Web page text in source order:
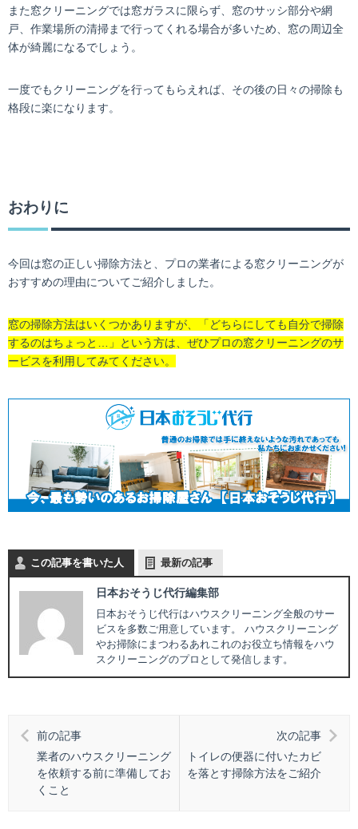
また窓クリーニングでは窓ガラスに限らず、窓のサッシ部分や網
戸、作業場所の清掃まで行ってくれる場合が多いため、窓の周辺全
体が綺麗になるでしょう。
一度でもクリーニングを行ってもらえれば、その後の日々の掃除も
格段に楽になります。
おわりに
今回は窓の正しい掃除方法と、プロの業者による窓クリーニングが
おすすめの理由についてご紹介しました。
窓の掃除方法はいくつかありますが、「どちらにしても自分で掃除
するのはちょっと…」という方は、ぜひプロの窓クリーニングのサ
ービスを利用してみてください。
この記事を書いた人 最新の記事
日本おそうじ代行編集部
日本おそうじ代行はハウスクリーニング全般のサー
ビスを多数ご用意しています。 ハウスクリーニング
やお掃除にまつわるあれこれのお役立ち情報をハウ
スクリーニングのプロとして発信します。
前の記事
業者のハウスクリーニング
を依頼する前に準備してお
くこと
次の記事
トイレの便器に付いたカビ
を落とす掃除方法をご紹介